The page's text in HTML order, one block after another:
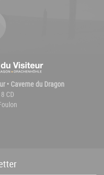
• Caverne du Dragon
CD